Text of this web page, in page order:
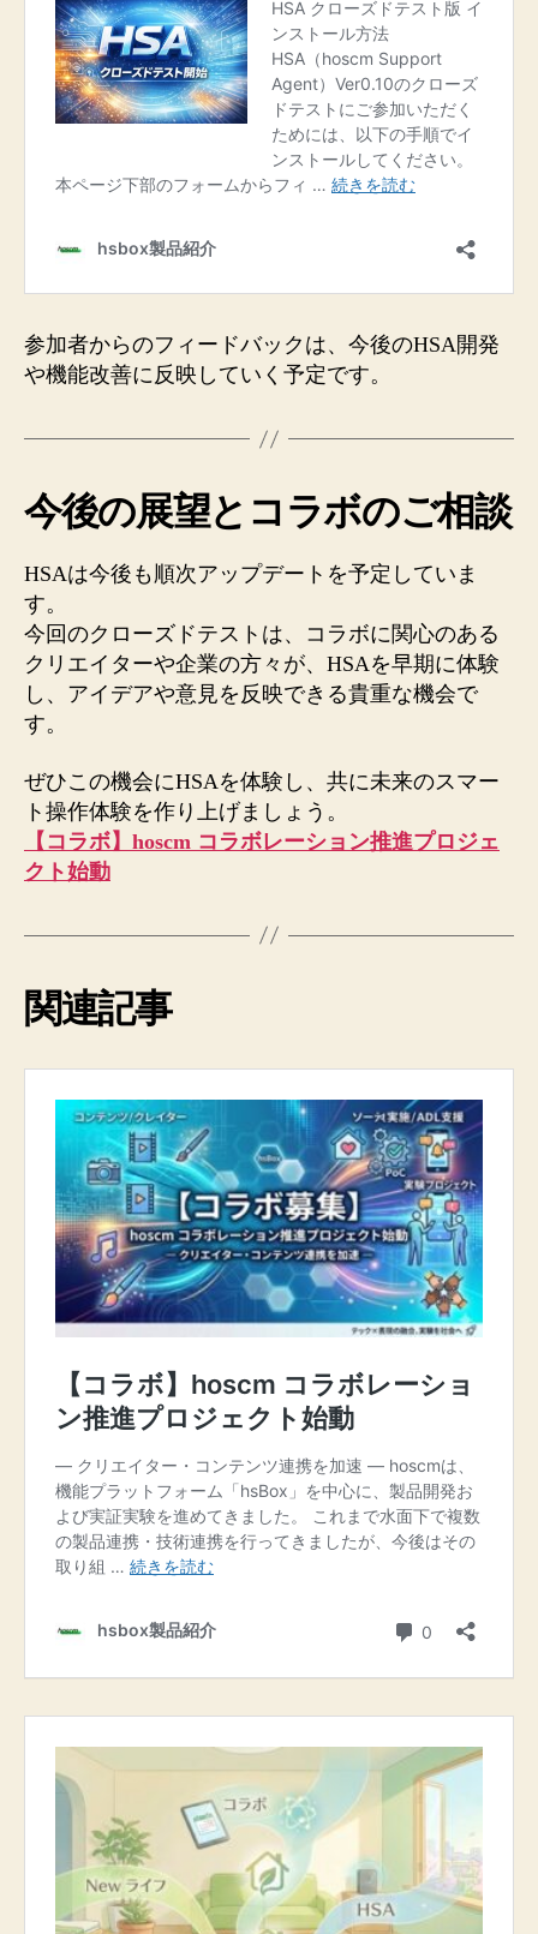
参加者からのフィードバックは、今後のHSA開発
や機能改善に反映していく予定です。
今後の展望とコラボのご相談
HSAは今後も順次アップデートを予定していま
す。
今回のクローズドテストは、コラボに関心のある
クリエイターや企業の方々が、HSAを早期に体験
し、アイデアや意見を反映できる貴重な機会で
す。
ぜひこの機会にHSAを体験し、共に未来のスマー
ト操作体験を作り上げましょう。
【コラボ】hoscm コラボレーション推進プロジェ
クト始動
関連記事